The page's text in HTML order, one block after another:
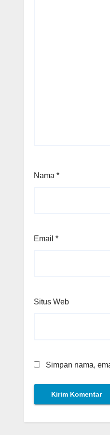
Nama *
Email *
Situs Web
Simpan nama,